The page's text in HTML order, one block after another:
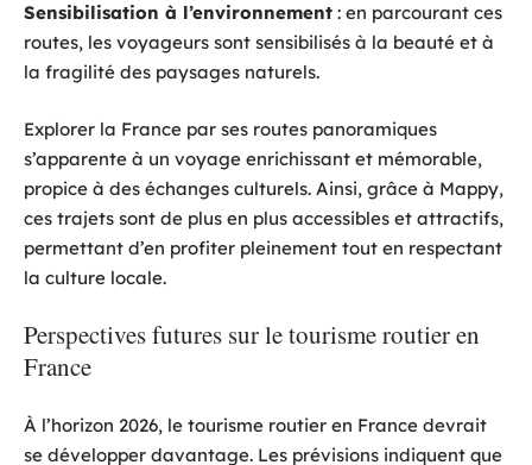
Sensibilisation à l’environnement : en parcourant ces
routes, les voyageurs sont sensibilisés à la beauté et à
la fragilité des paysages naturels.
Explorer la France par ses routes panoramiques
s’apparente à un voyage enrichissant et mémorable,
propice à des échanges culturels. Ainsi, grâce à Mappy,
ces trajets sont de plus en plus accessibles et attractifs,
permettant d’en profiter pleinement tout en respectant
la culture locale.
Perspectives futures sur le tourisme routier en
France
À l’horizon 2026, le tourisme routier en France devrait
se développer davantage. Les prévisions indiquent que